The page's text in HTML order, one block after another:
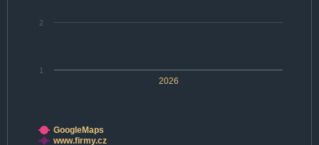
2026
1
2
GoogleMaps
www.firmy.cz